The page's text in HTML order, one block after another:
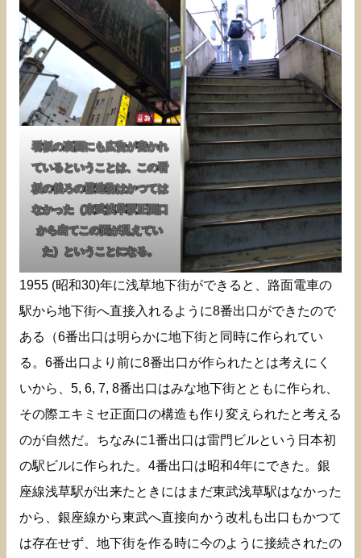
看板の裏面にも広告が書かれ
ているということは、この看
板の後ろの構造物はかつては
なかった（東武浅草駅正面口
から出てこの面が見えてい
た）ということになる。
1955 (昭和30)年に浅草地下街ができると、路面電車の
駅から地下街へ直接入れるように8番出口ができたので
ある（6番出口は明らかに地下街と同時に作られてい
る。6番出口より前に8番出口が作られたとは考えにく
いから、5, 6, 7, 8番出口はみな地下街とともに作られ、
その際エキミセ正面口の構造も作り変えられたと考える
のが自然だ。ちなみに1番出口は雷門ビルという日本初
の駅ビルに作られた。4番出口は昭和4年にできた。銀
座線浅草駅が出来たときにはまだ東武浅草駅はなかった
から、銀座線から東武へ直接向かう改札も出口もかつて
は存在せず、地下街を作る時に今のように接続されたの